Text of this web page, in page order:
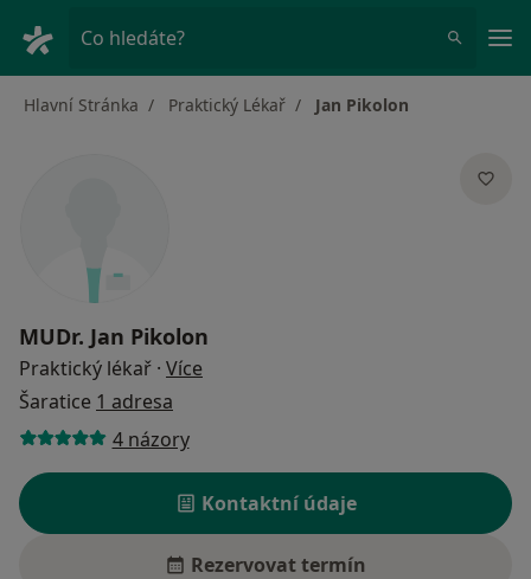
Co hledáte?
Hlavní Stránka Praktický Lékař Jan Pikolon
MUDr. Jan Pikolon
Praktický lékař · Více
Šaratice 1 adresa
4 názory
Kontaktní údaje
Rezervovat termín